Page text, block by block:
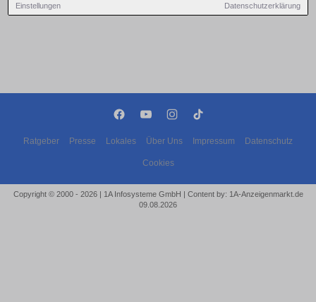
Einstellungen Datenschutzerklärung
Ratgeber Presse Lokales Über Uns Impressum Datenschutz
Cookies
Copyright © 2000 - 2026 | 1A Infosysteme GmbH | Content by: 1A-Anzeigenmarkt.de
09.08.2026